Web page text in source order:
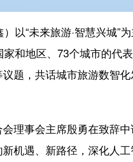
“未来旅游·智慧兴城”为
和地区、73个城市的代
题，共话城市旅游数智
事会主席殷勇在致辞中
机遇、新路径，深化人